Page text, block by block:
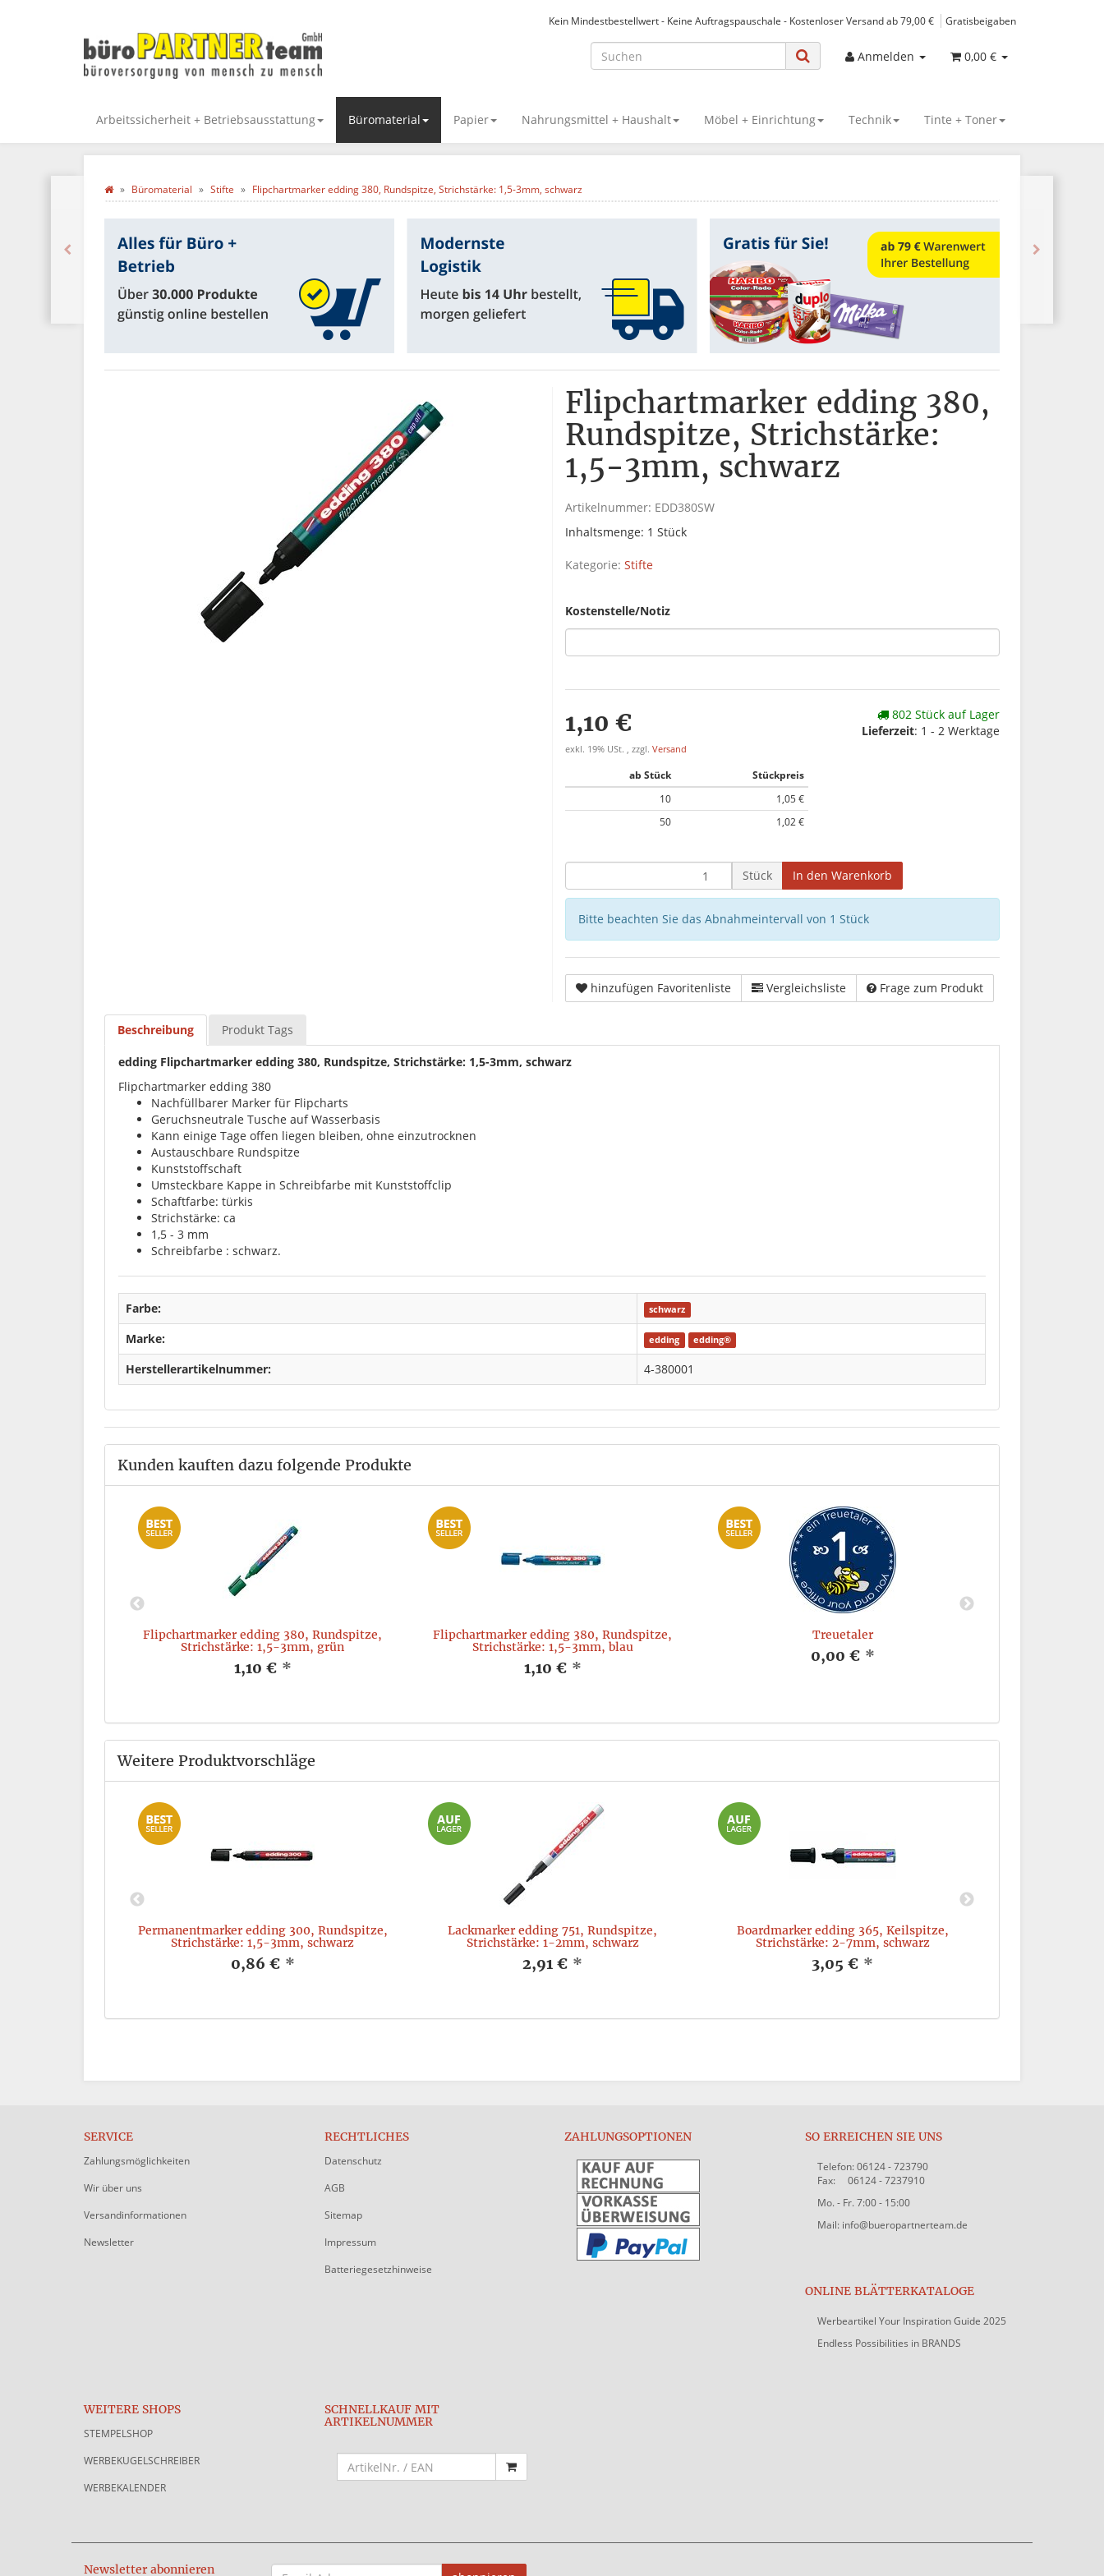
Kein Mindestbestellwert - Keine Auftragspauschale - Kostenloser Versand ab 79,00 € Gratisbeigaben
Anmelden 0,00 €
Arbeitssicherheit + Betriebsausstattung Büromaterial Papier Nahrungsmittel + Haushalt Möbel + Einrichtung Technik Tinte + Toner
Büromaterial Stifte Flipchartmarker edding 380, Rundspitze, Strichstärke: 1,5-3mm, schwarz
Flipchartmarker edding 380,
Rundspitze, Strichstärke:
1,5-3mm, schwarz
Artikelnummer: EDD380SW
Inhaltsmenge: 1 Stück
Kategorie: Stifte
Kostenstelle/Notiz
1,10 €
exkl. 19% USt. , zzgl. Versand
ab Stück
Stückpreis
10
1,05 €
50
1,02 €
802 Stück auf Lager
Lieferzeit: 1 - 2 Werktage
Stück In den Warenkorb
Bitte beachten Sie das Abnahmeintervall von 1 Stück
hinzufügen Favoritenliste Vergleichsliste Frage zum Produkt
Beschreibung Produkt Tags
edding Flipchartmarker edding 380, Rundspitze, Strichstärke: 1,5-3mm, schwarz
Flipchartmarker edding 380
Nachfüllbarer Marker für Flipcharts
Geruchsneutrale Tusche auf Wasserbasis
Kann einige Tage offen liegen bleiben, ohne einzutrocknen
Austauschbare Rundspitze
Kunststoffschaft
Umsteckbare Kappe in Schreibfarbe mit Kunststoffclip
Schaftfarbe: türkis
Strichstärke: ca
1,5 - 3 mm
Schreibfarbe : schwarz.
Farbe: schwarz
Marke: edding edding®
Herstellerartikelnummer: 4-380001
Kunden kauften dazu folgende Produkte
Flipchartmarker edding 380, Rundspitze,
Strichstärke: 1,5-3mm, grün
1,10 € *
Flipchartmarker edding 380, Rundspitze,
Strichstärke: 1,5-3mm, blau
1,10 € *
Treuetaler
0,00 € *
Weitere Produktvorschläge
Permanentmarker edding 300, Rundspitze,
Strichstärke: 1,5-3mm, schwarz
0,86 € *
Lackmarker edding 751, Rundspitze,
Strichstärke: 1-2mm, schwarz
2,91 € *
Boardmarker edding 365, Keilspitze,
Strichstärke: 2-7mm, schwarz
3,05 € *
SERVICE
Zahlungsmöglichkeiten
Wir über uns
Versandinformationen
Newsletter
RECHTLICHES
Datenschutz
AGB
Sitemap
Impressum
Batteriegesetzhinweise
ZAHLUNGSOPTIONEN SO ERREICHEN SIE UNS
Telefon: 06124 - 723790
Fax: 06124 - 7237910
Mo. - Fr. 7:00 - 15:00
Mail: info@bueropartnerteam.de
ONLINE BLÄTTERKATALOGE
Werbeartikel Your Inspiration Guide 2025
Endless Possibilities in BRANDS
WEITERE SHOPS
STEMPELSHOP
WERBEKUGELSCHREIBER
WERBEKALENDER
SCHNELLKAUF MIT
ARTIKELNUMMER
Newsletter abonnieren EMAIL-